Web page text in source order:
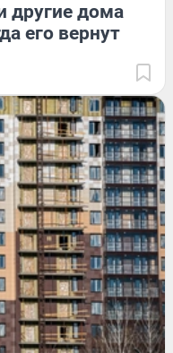
другие дома
его вернут